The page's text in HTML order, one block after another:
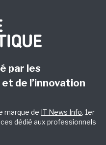
par les
de l’innovation
marque de IT News Info, 1er
dédié aux professionnels